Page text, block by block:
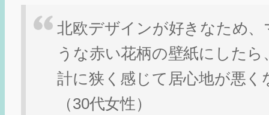
北欧デザインが好きなため
うな赤い花柄の壁紙にしたら
計に狭く感じて居心地が悪く
（30代女性）